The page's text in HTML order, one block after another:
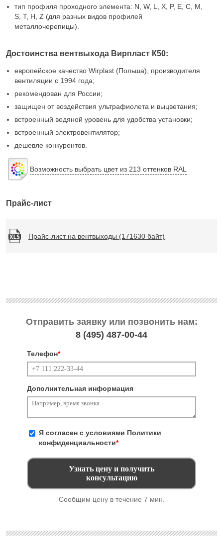
тип профиля проходного элемента: N, W, L, X, P, E, C, M,
S, T, H, Z (для разных видов профилей
металлочерепицы).
Достоинства вентвыхода Вирпласт К50:
европейское качество Wirplast (Польша), производителя
вентиляции с 1994 года;
рекомендован для России;
защищен от воздействия ультрафиолета и выцветания;
встроенный водяной уровень для удобства установки;
встроенный электровентилятор;
дешевле конкурентов.
Возможность выбрать цвет из 213 оттенков RAL
Прайс-лист
Прайс-лист на вентвыходы (171630 байт)
Отправить заявку или позвонить нам:
8 (495) 487-00-44
Телефон*
Дополнительная информация
Я согласен с условиями Политики
конфиденциальности*
Сообщим цену в течение 7 мин.